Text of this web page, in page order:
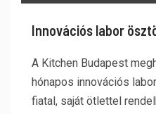
Innovációs labor
A Kitchen Budapest
hónapos innovációs
fiatal, saját ötlettel